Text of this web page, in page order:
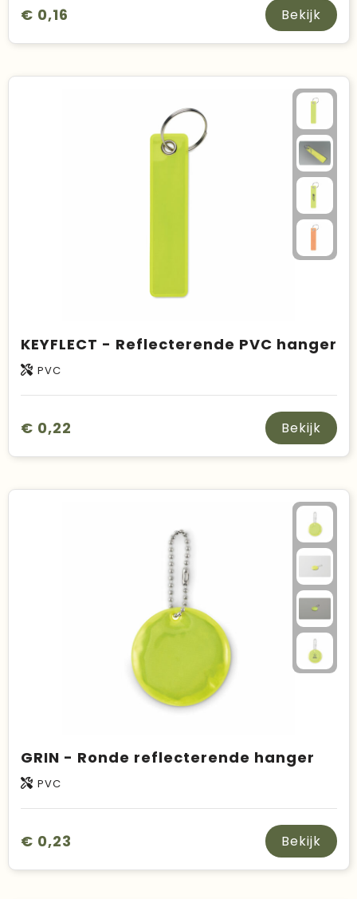
€ 0,16 Bekijk
KEYFLECT - Reflecterende PVC hanger
PVC
€ 0,22 Bekijk
GRIN - Ronde reflecterende hanger
PVC
€ 0,23 Bekijk